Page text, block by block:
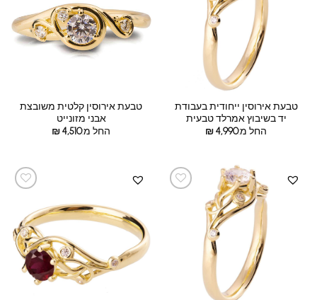
טבעת אירוסין ייחודית בעבודת
יד בשיבוץ אמרלד טבעית
החל מ:
₪4,990
טבעת אירוסין קלטית משובצת
אבני מזונייט
החל מ:
₪4,510